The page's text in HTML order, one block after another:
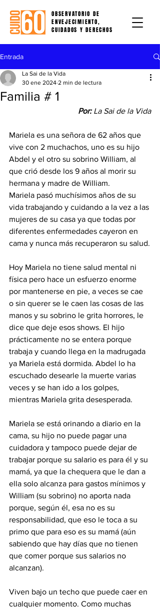
OBSERVATORIO DE
ENVEJECIMIENTO,
CUIDADOS Y DERECHOS
Entrada
Familia # 1
La Sai de la Vida
30 ene 2024 2 min de lectura
Por: La Sai de la Vida
Mariela es una señora de 62 años que
vive con 2 muchachos, uno es su hijo
Abdel y el otro su sobrino William, al
que crió desde los 9 años al morir su
hermana y madre de William.
Mariela pasó muchísimos años de su
vida trabajando y cuidando a la vez a las
mujeres de su casa ya que todas por
diferentes enfermedades cayeron en
cama y nunca más recuperaron su salud.
Hoy Mariela no tiene salud mental ni
física pero hace un esfuerzo enorme
por mantenerse en pie, a veces se cae
o sin querer se le caen las cosas de las
manos y su sobrino le grita horrores, le
dice que deje esos shows. El hijo
prácticamente no se entera porque
trabaja y cuando llega en la madrugada
ya Mariela está dormida. Abdel lo ha
escuchado desearle la muerte varias
veces y se han ido a los golpes,
mientras Mariela grita desesperada.
Mariela se está orinando a diario en la
cama, su hijo no puede pagar una
cuidadora y tampoco puede dejar de
trabajar porque su salario es para él y su
mamá, ya que la chequera que le dan a
ella solo alcanza para gastos mínimos y
William (su sobrino) no aporta nada
porque, según él, esa no es su
responsabilidad, que eso le toca a su
primo que para eso es su mamá (aún
sabiendo que hay días que no tienen
que comer porque sus salarios no
alcanzan).
Viven bajo un techo que puede caer en
cualquier momento. Como muchas